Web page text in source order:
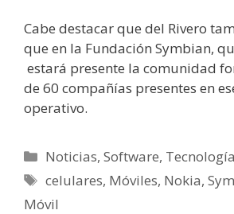
Cabe destacar que del Rivero
que en la Fundación Symbian,
estará presente la comunidad
de 60 compañías presentes en
operativo.
Categorías
Noticias,Software, Tecnología
Etiquetas
celulares, Móviles, Nokia,
Móvil